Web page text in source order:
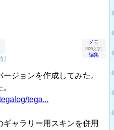
メモ
〔628文字〕
編集
ジョンを作成してみた。
tega...
ャラリー用スキンを併用